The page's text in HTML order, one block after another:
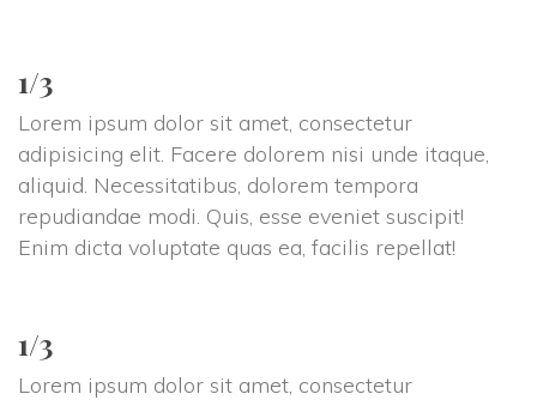
1/3
Lorem ipsum dolor sit amet, consectetur
adipisicing elit. Facere dolorem nisi unde itaque,
aliquid. Necessitatibus, dolorem tempora
repudiandae modi. Quis, esse eveniet suscipit!
Enim dicta voluptate quas ea, facilis repellat!
1/3
Lorem ipsum dolor sit amet, consectetur